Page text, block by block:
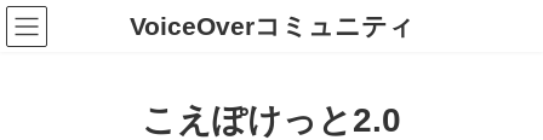
コ
ン
テ
ナ
ビ
ゲ
VoiceOverコミュニティ
こえぽけっと2.0